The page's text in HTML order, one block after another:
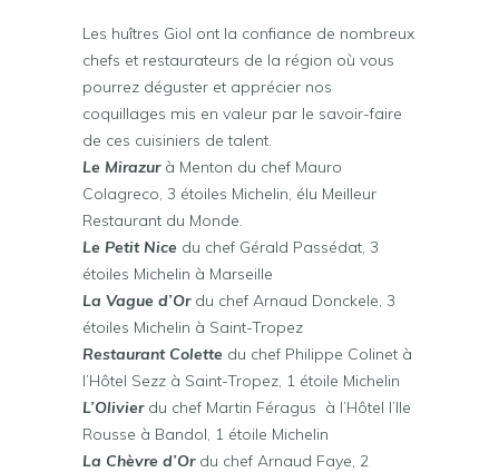
Les huîtres Giol ont la confiance de nombreux
chefs et restaurateurs de la région où vous
pourrez déguster et apprécier nos
coquillages mis en valeur par le savoir-faire
de ces cuisiniers de talent.
Le Mirazurà Menton du chef Mauro
Colagreco, 3 étoiles Michelin, élu Meilleur
Restaurant du Monde.
Le Petit Nice du chef Gérald Passédat, 3
étoiles Michelin à Marseille
La Vague d’Or du chef Arnaud Donckele, 3
étoiles Michelin à Saint-Tropez
Restaurant Colette du chef Philippe Colinet à
l’Hôtel Sezz à Saint-Tropez, 1 étoile Michelin
L’Olivierdu chef Martin Féragus à l’Hôtel l’Ile
Rousse à Bandol, 1 étoile Michelin
La Chèvre d’Or du chef Arnaud Faye, 2